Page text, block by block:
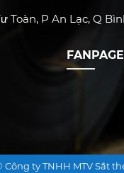
Toàn, P An Lạc, Q
Công ty TNHH MTV Sắt